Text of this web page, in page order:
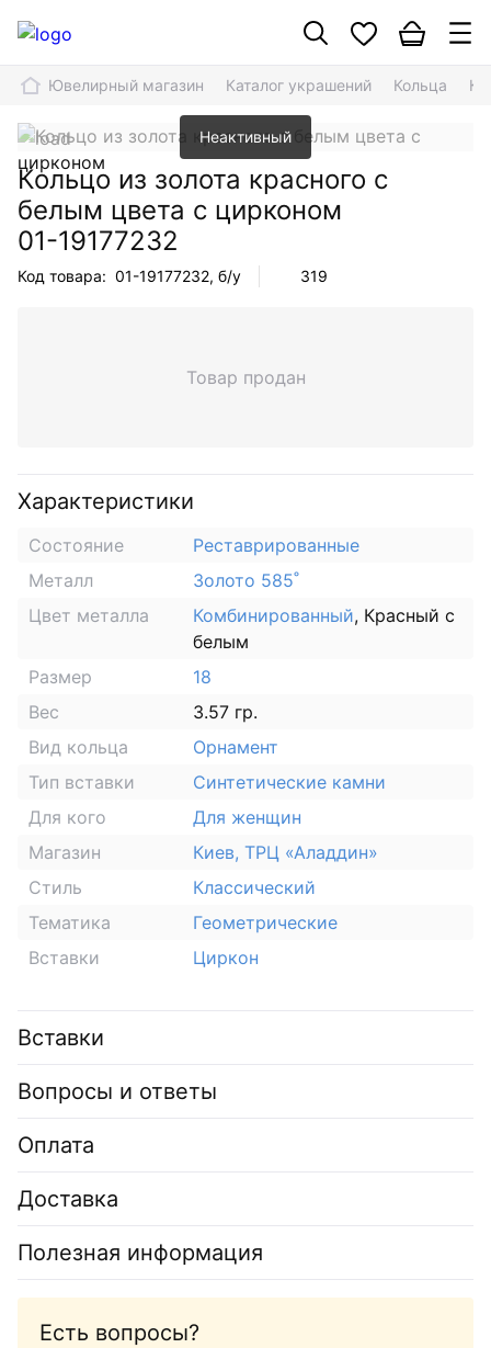
Ювелирный магазин Каталог украшений Кольца
Неактивный
Кольцо из золота красного с
белым цвета с цирконом
01-19177232
Код товара: 01-19177232, б/у 319
Товар продан
Характеристики
Состояние
Реставрированные
Металл
Золото 585˚
Цвет металла
Комбинированный, Красный с
белым
Размер
18
Вес
3.57 гр.
Вид кольца
Орнамент
Тип вставки
Синтетические камни
Для кого
Для женщин
Магазин
Киев, ТРЦ «Аладдин»
Стиль
Классический
Тематика
Геометрические
Вставки
Циркон
Вставки
Вопросы и ответы
Оплата
Доставка
Полезная информация
Есть вопросы?